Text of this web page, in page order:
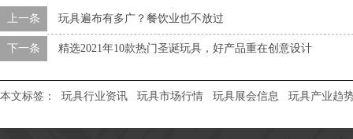
上一条 玩具遍布有多广？餐饮业也不放过
下一条 精选2021年10款热门圣诞玩具，好产品重在创意设计
本文标签： 玩具行业资讯 玩具市场行情 玩具展会信息 玩具产业趋